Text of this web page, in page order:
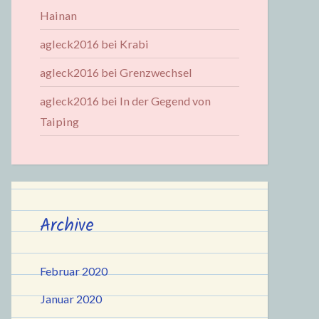
Hainan
agleck2016 bei Krabi
agleck2016 bei Grenzwechsel
agleck2016 bei In der Gegend von
Taiping
Archive
Februar 2020
Januar 2020